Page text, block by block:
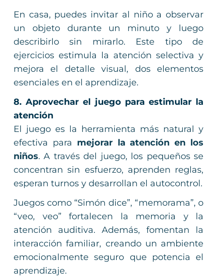
En casa, puedes invitar al niño a observar
un objeto durante un minuto y luego
describirlo sin mirarlo. Este tipo de
ejercicios estimula la atención selectiva y
mejora el detalle visual, dos elementos
esenciales en el aprendizaje.
8. Aprovechar el juego para estimular la
atención
El juego es la herramienta más natural y
efectiva para mejorar la atención en los
niños. A través del juego, los pequeños se
concentran sin esfuerzo, aprenden reglas,
esperan turnos y desarrollan el autocontrol.
Juegos como “Simón dice”, “memorama”, o
“veo, veo” fortalecen la memoria y la
atención auditiva. Además, fomentan la
interacción familiar, creando un ambiente
emocionalmente seguro que potencia el
aprendizaje.